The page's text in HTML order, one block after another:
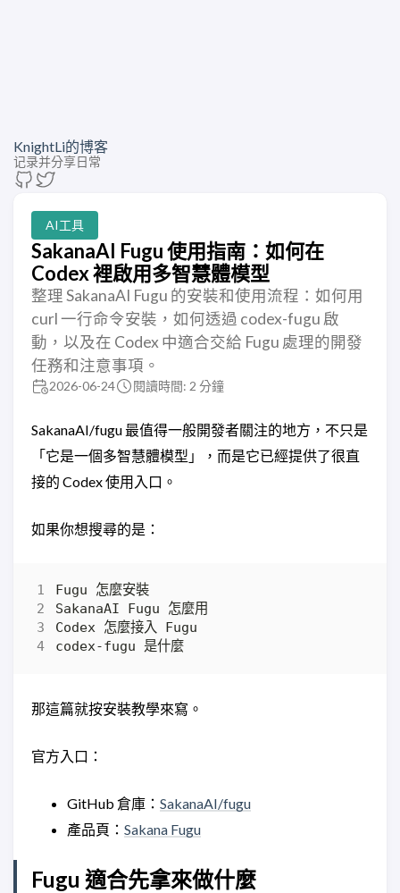
KnightLi的博客
记录并分享日常
AI工具
SakanaAI Fugu 使用指南：如何在
Codex 裡啟用多智慧體模型
整理 SakanaAI Fugu 的安裝和使用流程：如何用
curl 一行命令安裝，如何透過 codex-fugu 啟
動，以及在 Codex 中適合交給 Fugu 處理的開發
任務和注意事項。
2026-06-24 閱讀時間: 2 分鐘
SakanaAI/fugu 最值得一般開發者關注的地方，不只是
「它是一個多智慧體模型」，而是它已經提供了很直
接的 Codex 使用入口。
如果你想搜尋的是：
那這篇就按安裝教學來寫。
官方入口：
GitHub 倉庫： SakanaAI/fugu
產品頁： Sakana Fugu
Fugu 適合先拿來做什麼